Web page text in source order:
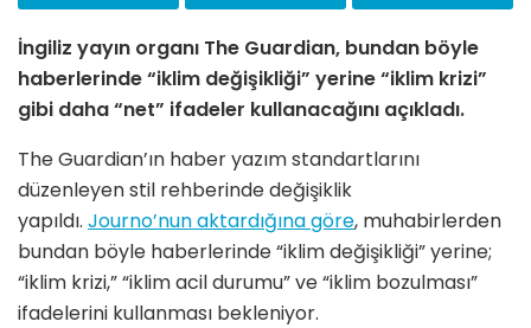
İngiliz yayın organı The Guardian, bundan böyle
haberlerinde “iklim değişikliği” yerine “iklim krizi”
gibi daha “net” ifadeler kullanacağını açıkladı.
The Guardian’ın haber yazım standartlarını
düzenleyen stil rehberinde değişiklik
yapıldı. Journo’nun aktardığına göre, muhabirlerden
bundan böyle haberlerinde “iklim değişikliği” yerine;
“iklim krizi,” “iklim acil durumu” ve “iklim bozulması”
ifadelerini kullanması bekleniyor.